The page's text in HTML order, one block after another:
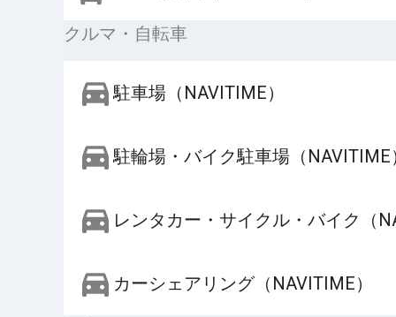
クルマ・自転車
駐車場（NAVITIME）
駐輪場・バイク駐車場（NAVITIME
レンタカー・サイクル・バイク（
カーシェアリング（NAVITIME）